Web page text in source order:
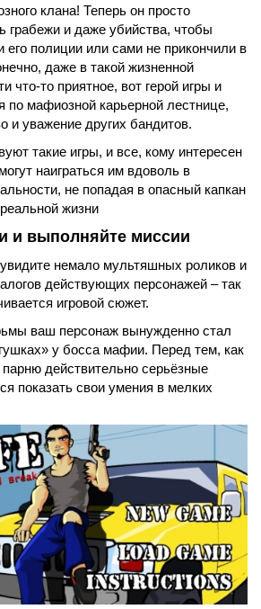
клана! Теперь он просто
грабежи и даже убийства, чтобы
его полиции или сами не прикончили в
даже в такой жизненной
что-то приятное, вот герой игры и
по мафиозной карьерной лестнице,
и уважение других бандитов.
такие игры, и все, кому интересен
наиграться им вдоволь в
не попадая в опасный капкан
жизни
и выполняйте миссии
немало мультяшных роликов и
действующих персонажей – так
игровой сюжет.
ваш персонаж вынужденно стал
у босса мафии. Перед тем, как
парню действительно серьёзные
показать свои умения в мелких